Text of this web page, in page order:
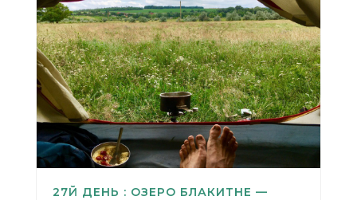
27Й ДЕНЬ : ОЗЕРО БЛАКИТНЕ —